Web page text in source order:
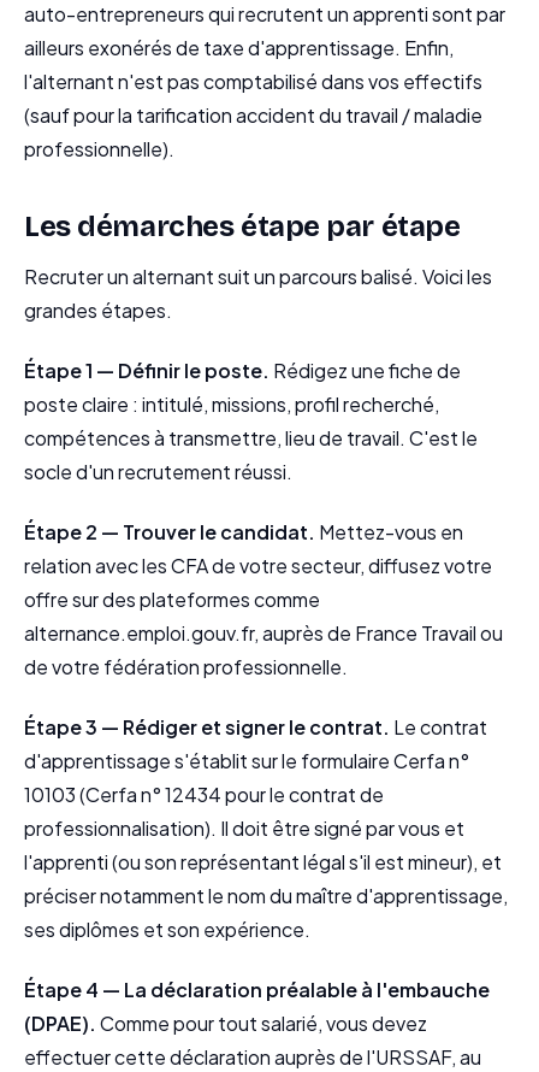
auto-entrepreneurs qui recrutent un apprenti sont par
ailleurs exonérés de taxe d'apprentissage. Enfin,
l'alternant n'est pas comptabilisé dans vos effectifs
(sauf pour la tarification accident du travail / maladie
professionnelle).
Les démarches étape par étape
Recruter un alternant suit un parcours balisé. Voici les
grandes étapes.
Étape 1 — Définir le poste. Rédigez une fiche de
poste claire : intitulé, missions, profil recherché,
compétences à transmettre, lieu de travail. C'est le
socle d'un recrutement réussi.
Étape 2 — Trouver le candidat. Mettez-vous en
relation avec les CFA de votre secteur, diffusez votre
offre sur des plateformes comme
alternance.emploi.gouv.fr, auprès de France Travail ou
de votre fédération professionnelle.
Étape 3 — Rédiger et signer le contrat. Le contrat
d'apprentissage s'établit sur le formulaire Cerfa n°
10103 (Cerfa n° 12434 pour le contrat de
professionnalisation). Il doit être signé par vous et
l'apprenti (ou son représentant légal s'il est mineur), et
préciser notamment le nom du maître d'apprentissage,
ses diplômes et son expérience.
Étape 4 — La déclaration préalable à l'embauche
(DPAE). Comme pour tout salarié, vous devez
effectuer cette déclaration auprès de l'URSSAF, au